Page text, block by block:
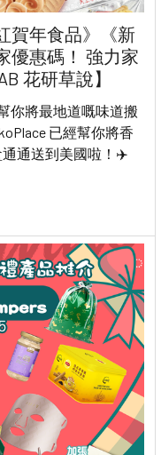
賀年食品》《新
優惠碼！ 強力家
花研草說】
你將最地道嘅味道搬
已經幫你將香
通送到美國啦！✈️